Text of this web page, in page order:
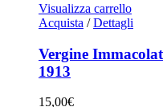
Visualizza carrello
Acquista / Dettagli
Vergine
1913
15,00€